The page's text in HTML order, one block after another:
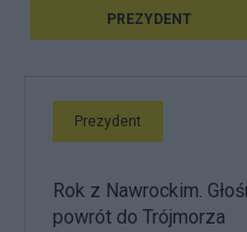
PREZYDENT
Prezydent
Rok z Nawrockim.
powrót do Trójmorza